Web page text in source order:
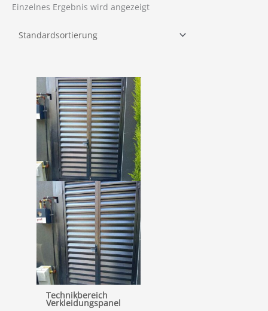
Einzelnes Ergebnis wird angezeigt
Technikbereich
Verkleidungspanel